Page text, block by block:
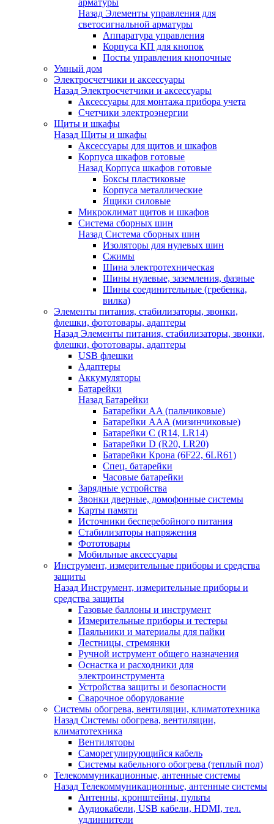
арматуры
Назад Элементы управления для
светосигнальной арматуры
Аппаратура управления
Корпуса КП для кнопок
Посты управления кнопочные
Умный дом
Электросчетчики и аксессуары
Назад Электросчетчики и аксессуары
Аксессуары для монтажа прибора учета
Счетчики электроэнергии
Щиты и шкафы
Назад Щиты и шкафы
Аксессуары для щитов и шкафов
Корпуса шкафов готовые
Назад Корпуса шкафов готовые
Боксы пластиковые
Корпуса металлические
Ящики силовые
Микроклимат щитов и шкафов
Система сборных шин
Назад Система сборных шин
Изоляторы для нулевых шин
Сжимы
Шина электротехническая
Шины нулевые, заземления, фазные
Шины соединительные (гребенка,
вилка)
Элементы питания, стабилизаторы, звонки,
флешки, фототовары, адаптеры
Назад Элементы питания, стабилизаторы, звонки,
флешки, фототовары, адаптеры
USB флешки
Адаптеры
Аккумуляторы
Батарейки
Назад Батарейки
Батарейки AA (пальчиковые)
Батарейки AAA (мизинчиковые)
Батарейки C (R14, LR14)
Батарейки D (R20, LR20)
Батарейки Крона (6F22, 6LR61)
Спец. батарейки
Часовые батарейки
Зарядные устройства
Звонки дверные, домофонные системы
Карты памяти
Источники бесперебойного питания
Стабилизаторы напряжения
Фототовары
Мобильные аксессуары
Инструмент, измерительные приборы и средства
защиты
Назад Инструмент, измерительные приборы и
средства защиты
Газовые баллоны и инструмент
Измерительные приборы и тестеры
Паяльники и материалы для пайки
Лестницы, стремянки
Ручной иструмент общего назначения
Оснастка и расходники для
электроинструмента
Устройства защиты и безопасности
Сварочное оборудование
Системы обогрева, вентиляции, климатотехника
Назад Системы обогрева, вентиляции,
климатотехника
Вентиляторы
Саморегулирующийся кабель
Системы кабельного обогрева (теплый пол)
Телекоммуникационные, антенные системы
Назад Телекоммуникационные, антенные системы
Антенны, кронштейны, пульты
Аудиокабели, USB кабели, HDMI, тел.
удлиннители